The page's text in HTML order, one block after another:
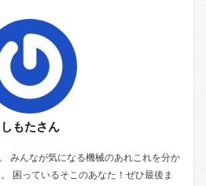
しもたさん
みんなが気になる機械のあれこれを分か
困っているそこのあなた！ぜひ最後ま